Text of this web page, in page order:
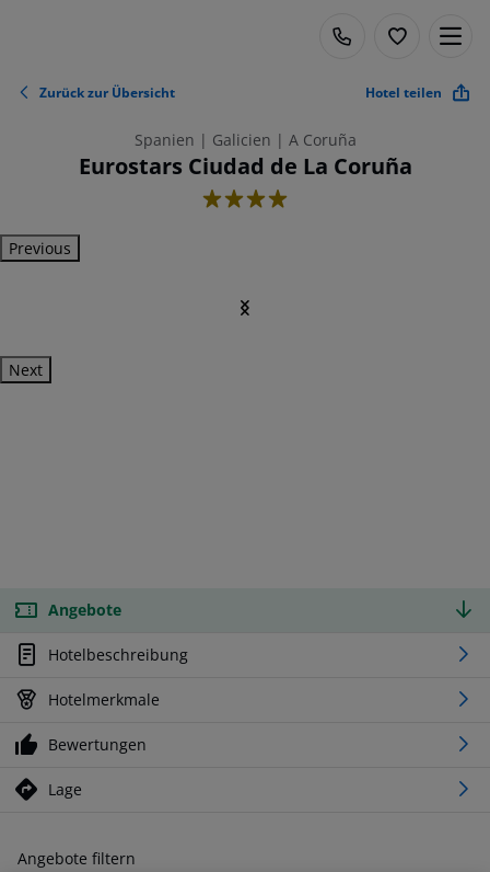
Zurück zur Übersicht Hotel teilen
Spanien | Galicien | A Coruña
Eurostars Ciudad de La Coruña
4
Previous
Next
Angebote
Hotelbeschreibung
Hotelmerkmale
Bewertungen
Lage
Angebote filtern